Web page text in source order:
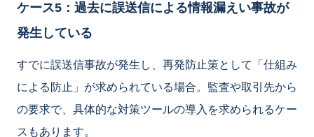
ケース5：過去に誤送信による情報漏えい事故が
発生している
すでに誤送信事故が発生し、再発防止策として「仕組み
による防止」が求められている場合。監査や取引先から
の要求で、具体的な対策ツールの導入を求められるケー
スもあります。